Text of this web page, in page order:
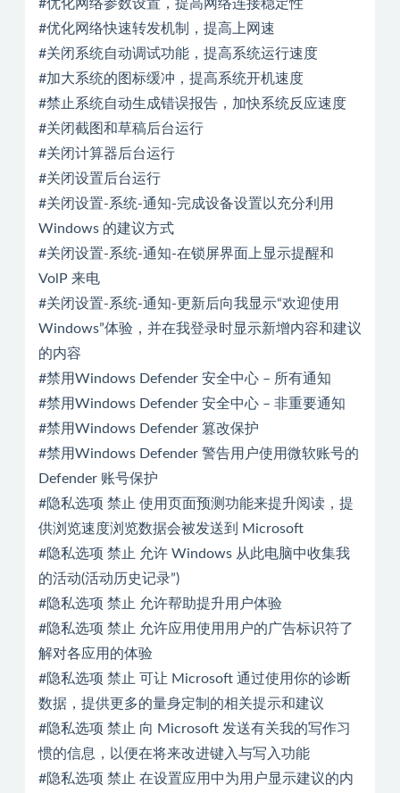
#优化网络参数设置，提高网络连接稳定性
#优化网络快速转发机制，提高上网速
#关闭系统自动调试功能，提高系统运行速度
#加大系统的图标缓冲，提高系统开机速度
#禁止系统自动生成错误报告，加快系统反应速度
#关闭截图和草稿后台运行
#关闭计算器后台运行
#关闭设置后台运行
#关闭设置-系统-通知-完成设备设置以充分利用
Windows 的建议方式
#关闭设置-系统-通知-在锁屏界面上显示提醒和
VolP 来电
#关闭设置-系统-通知-更新后向我显示“欢迎使用
Windows”体验，并在我登录时显示新增内容和建议
的内容
#禁用Windows Defender 安全中心 – 所有通知
#禁用Windows Defender 安全中心 – 非重要通知
#禁用Windows Defender 篡改保护
#禁用Windows Defender 警告用户使用微软账号的
Defender 账号保护
#隐私选项 禁止 使用页面预测功能来提升阅读，提
供浏览速度浏览数据会被发送到 Microsoft
#隐私选项 禁止 允许 Windows 从此电脑中收集我
的活动(活动历史记录”)
#隐私选项 禁止 允许帮助提升用户体验
#隐私选项 禁止 允许应用使用用户的广告标识符了
解对各应用的体验
#隐私选项 禁止 可让 Microsoft 通过使用你的诊断
数据，提供更多的量身定制的相关提示和建议
#隐私选项 禁止 向 Microsoft 发送有关我的写作习
惯的信息，以便在将来改进键入与写入功能
#隐私选项 禁止 在设置应用中为用户显示建议的内